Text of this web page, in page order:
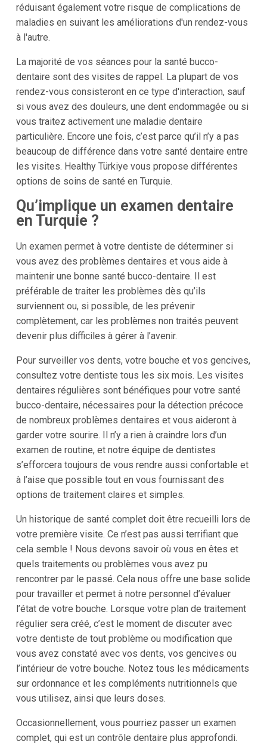
réduisant également votre risque de complications de
maladies en suivant les améliorations d'un rendez-vous
à l'autre.
La majorité de vos séances pour la santé bucco-
dentaire sont des visites de rappel. La plupart de vos
rendez-vous consisteront en ce type d'interaction, sauf
si vous avez des douleurs, une dent endommagée ou si
vous traitez activement une maladie dentaire
particulière. Encore une fois, c’est parce qu’il n’y a pas
beaucoup de différence dans votre santé dentaire entre
les visites. Healthy Türkiye vous propose différentes
options de soins de santé en Turquie.
Qu’implique un examen dentaire
en Turquie ?
Un examen permet à votre dentiste de déterminer si
vous avez des problèmes dentaires et vous aide à
maintenir une bonne santé bucco-dentaire. Il est
préférable de traiter les problèmes dès qu’ils
surviennent ou, si possible, de les prévenir
complètement, car les problèmes non traités peuvent
devenir plus difficiles à gérer à l’avenir.
Pour surveiller vos dents, votre bouche et vos gencives,
consultez votre dentiste tous les six mois. Les visites
dentaires régulières sont bénéfiques pour votre santé
bucco-dentaire, nécessaires pour la détection précoce
de nombreux problèmes dentaires et vous aideront à
garder votre sourire. Il n’y a rien à craindre lors d’un
examen de routine, et notre équipe de dentistes
s’efforcera toujours de vous rendre aussi confortable et
à l’aise que possible tout en vous fournissant des
options de traitement claires et simples.
Un historique de santé complet doit être recueilli lors de
votre première visite. Ce n’est pas aussi terrifiant que
cela semble ! Nous devons savoir où vous en êtes et
quels traitements ou problèmes vous avez pu
rencontrer par le passé. Cela nous offre une base solide
pour travailler et permet à notre personnel d’évaluer
l’état de votre bouche. Lorsque votre plan de traitement
régulier sera créé, c’est le moment de discuter avec
votre dentiste de tout problème ou modification que
vous avez constaté avec vos dents, vos gencives ou
l’intérieur de votre bouche. Notez tous les médicaments
sur ordonnance et les compléments nutritionnels que
vous utilisez, ainsi que leurs doses.
Occasionnellement, vous pourriez passer un examen
complet, qui est un contrôle dentaire plus approfondi.